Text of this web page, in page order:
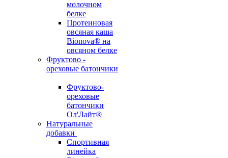
молочном
белке
Протеиновая
овсяная каша
Bionova® на
овсяном белке
Фруктово -
ореховые батончики
Фруктово-
ореховые
батончики
Ол'Лайт®
Натуральные
добавки
Спортивная
линейка